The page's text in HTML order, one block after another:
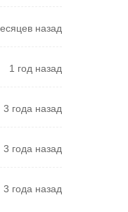
назад
1 год назад
3 года назад
3 года назад
3 года назад